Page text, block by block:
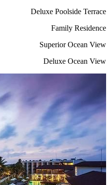
Deluxe Poolside Terrace
Family Residence
Superior Ocean View
Deluxe Ocean View